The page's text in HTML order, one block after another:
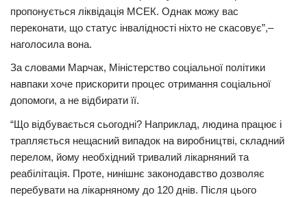
пропонується ліквідація МСЕК. Однак можу вас
переконати, що статус інвалідності ніхто не скасовує”,–
наголосила вона.
За словами Марчак, Міністерство соціальної політики
навпаки хоче прискорити процес отримання соціальної
допомоги, а не відбирати її.
“Що відбувається сьогодні? Наприклад, людина працює і
трапляється нещасний випадок на виробництві, складний
перелом, йому необхідний тривалий лікарняний та
реабілітація. Проте, нинішнє законодавство дозволяє
перебувати на лікарняному до 120 днів. Після цього